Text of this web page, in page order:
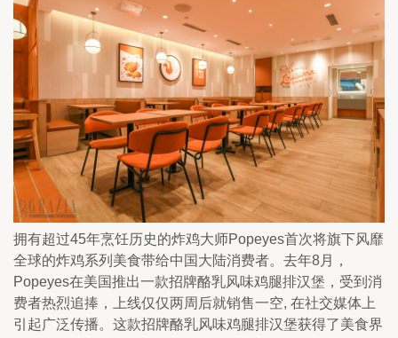
拥有超过45年烹饪历史的炸鸡大师Popeyes首次将旗下风靡
全球的炸鸡系列美食带给中国大陆消费者。去年8月，
Popeyes在美国推出一款招牌酪乳风味鸡腿排汉堡，受到消
费者热烈追捧，上线仅仅两周后就销售一空, 在社交媒体上
引起广泛传播。这款招牌酪乳风味鸡腿排汉堡获得了美食界